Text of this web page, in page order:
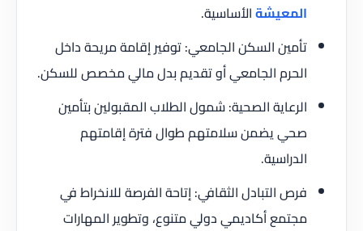
المعيشةالأساسية.
تأمين السكن الجامعي: توفير إقامة مريحة داخل
الحرم الجامعي أو تقديم بدل مالي مخصص للسكن.
الرعاية الصحية: شمول الطلاب المقبولين بتأمين
صحي يضمن سلامتهم طوال فترة إقامتهم
الدراسية.
فرص التبادل الثقافي: إتاحة الفرصة للانخراط في
مجتمع أكاديمي دولي متنوع، وتطوير المهارات